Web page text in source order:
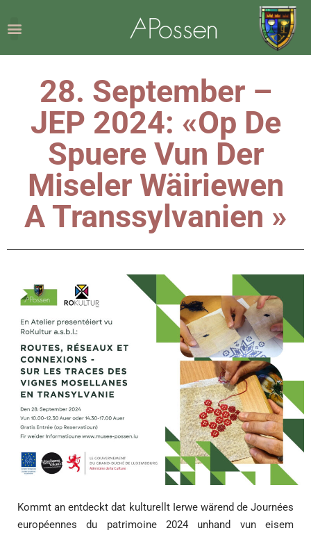
28. September –
JEP 2024: «Op De
Spuere Vun Der
Miseler Wäiriewen
A Transsylvanien »
Kommt an entdeckt dat kulturellt Ierwe wärend de Journées
européennes du patrimoine 2024 unhand vun eisem